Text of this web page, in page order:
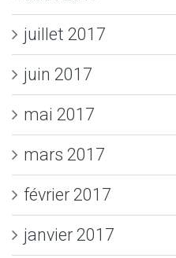
juillet 2017
juin 2017
mai 2017
mars 2017
février 2017
janvier 2017